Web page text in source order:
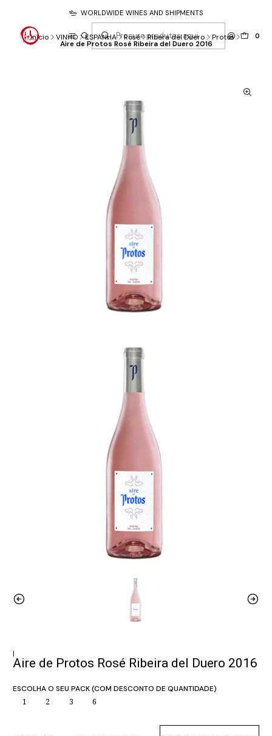
0
WORLDWIDE WINES AND SHIPMENTS
Início VINHO ESPANHA Rosé Ribera del Duero Protos
Aire de Protos Rosé Ribeira del Duero 2016
|
Aire de Protos Rosé Ribeira del Duero 2016
ESCOLHA O SEU PACK (COM DESCONTO DE QUANTIDADE)
1 2 3 6